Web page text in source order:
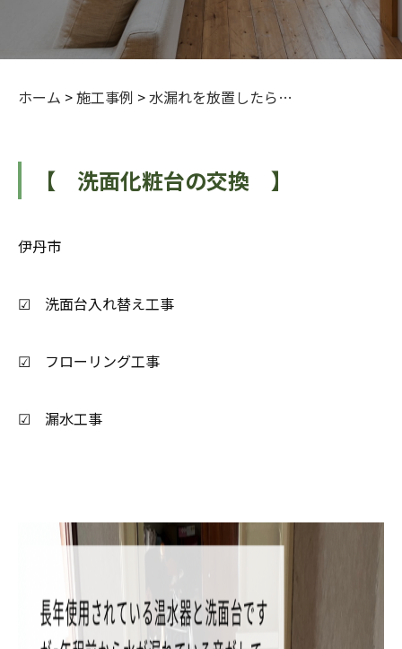
ホーム >施工事例 >水漏れを放置したら…
【 洗面化粧台の交換 】
伊丹市
☑ 洗面台入れ替え工事
☑ フローリング工事
☑ 漏水工事